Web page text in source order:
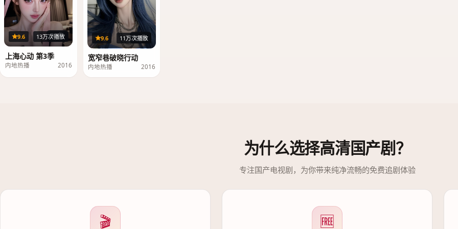
33集
9.6 13万次播放
上海心动 第3季
内地热播 2016
23集
9.6 11万次播放
宽窄巷破晓行动
内地热播 2016
为什么选择高清国产剧？
专注国产电视剧，为你带来纯净流畅的免费追剧体验
🎬 🆓